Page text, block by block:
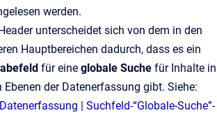
werden.
unterscheidet sich von dem in den
Hauptbereichen dadurch, dass es ein
für eine globale Suche für Inhalte in
Ebenen der Datenerfassung gibt. Siehe:
| Suchfeld-“Globale-Suche”-